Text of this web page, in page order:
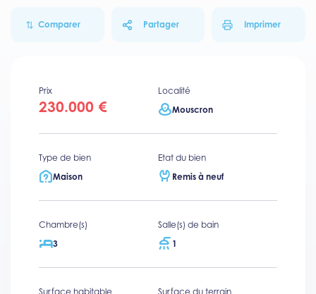
Comparer Partager Imprimer
Prix
230.000 €
Localité
Mouscron
Type de bien
Maison
Etat du bien
Remis à neuf
Chambre(s)
3
Salle(s) de bain
1
Surface habitable
Surface du terrain